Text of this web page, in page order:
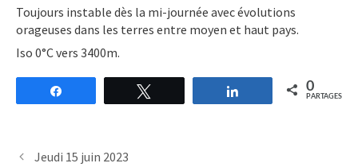
Toujours instable dès la mi-journée avec évolutions
orageuses dans les terres entre moyen et haut pays.
Iso 0°C vers 3400m.
Partagez 0
PARTAGES
Jeudi 15 juin 2023